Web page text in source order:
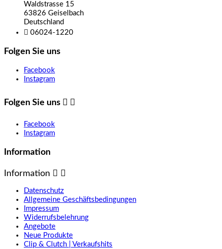
Waldstrasse 15
63826 Geiselbach
Deutschland
 06024-1220
Folgen Sie uns
Facebook
Instagram
Folgen Sie uns  
Facebook
Instagram
Information
Information  
Datenschutz
Allgemeine Geschäftsbedingungen
Impressum
Widerrufsbelehrung
Angebote
Neue Produkte
Clip & Clutch | Verkaufshits